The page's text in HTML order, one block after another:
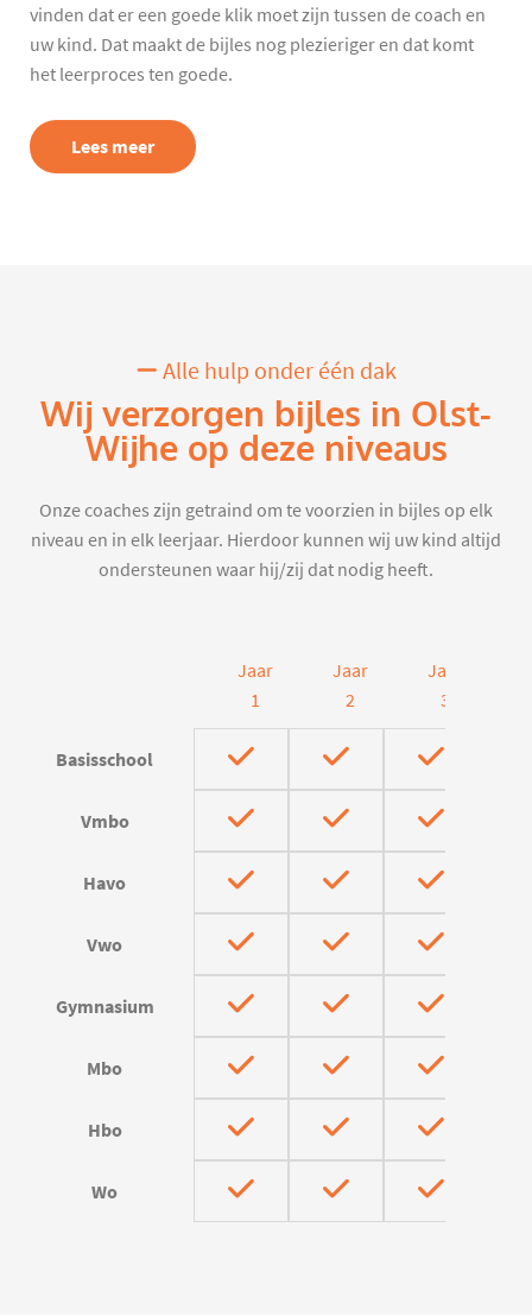
vinden dat er een goede klik moet zijn tussen de coach en
uw kind. Dat maakt de bijles nog plezieriger en dat komt
het leerproces ten goede.
Lees meer
Alle hulp onder één dak
Wij verzorgen bijles in Olst-
Wijhe op deze niveaus
Onze coaches zijn getraind om te voorzien in bijles op elk
niveau en in elk leerjaar. Hierdoor kunnen wij uw kind altijd
ondersteunen waar hij/zij dat nodig heeft.
Jaar
1
Jaar
2
Jaar
3
Basisschool
Vmbo
Havo
Vwo
Gymnasium
Mbo
Hbo
Wo